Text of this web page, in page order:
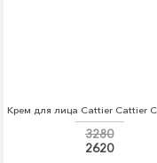
3280
2620